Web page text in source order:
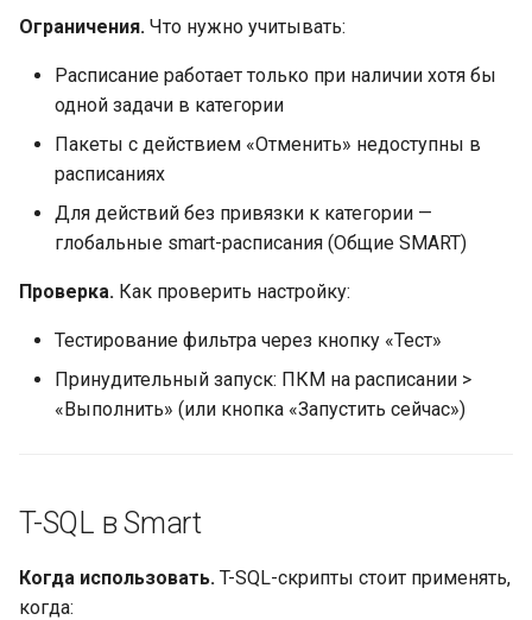
Ограничения. Что нужно учитывать:
Расписание работает только при наличии хотя бы
одной задачи в категории
Пакеты с действием «Отменить» недоступны в
расписаниях
Для действий без привязки к категории —
глобальные smart-расписания (Общие SMART)
Проверка. Как проверить настройку:
Тестирование фильтра через кнопку «Тест»
Принудительный запуск: ПКМ на расписании >
«Выполнить» (или кнопка «Запустить сейчас»)
T-SQL в Smart
Когда использовать. T-SQL-скрипты стоит применять,
когда: